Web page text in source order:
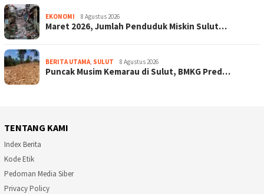
EKONOMI 8 Agustus 2026
Maret 2026, Jumlah Penduduk Miskin Sulut…
BERITA UTAMA SULUT 8 Agustus 2026
Puncak Musim Kemarau di Sulut, BMKG Pred…
TENTANG KAMI
Index Berita
Kode Etik
Pedoman Media Siber
Privacy Policy